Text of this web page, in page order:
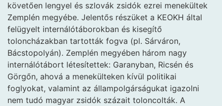
követően lengyel és szlovák zsidók ezrei menekültek
Zemplén megyébe. Jelentős részüket a KEOKH által
felügyelt internálótáborokban és kisegítő
toloncházakban tartották fogva (pl. Sárváron,
Bácstopolyán). Zemplén megyében három nagy
internálótábort létesítettek: Garanyban, Ricsén és
Görgőn, ahová a menekülteken kívül politikai
foglyokat, valamint az állampolgárságukat igazolni
nem tudó magyar zsidók százait toloncolták. A